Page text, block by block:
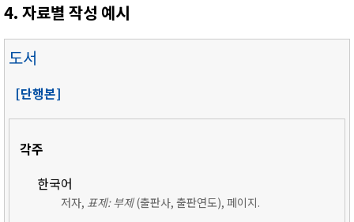
4. 자료별 작성 예시
도서
[단행본]
각주
한국어
저자, 표제: 부제(출판사, 출판연도), 페이지.